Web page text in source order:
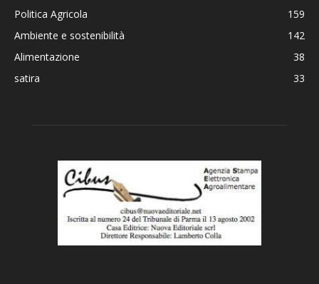
Politica Agricola
159
Ambiente e sostenibilità
142
Alimentazione
38
satira
33